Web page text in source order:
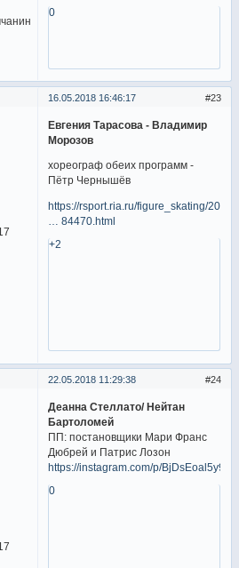
0
23
16.05.2018 16:46:17
Евгения Тарасова - Владимир
Морозов
хореограф обеих программ -
Пётр Чернышёв
https://rsport.ria.ru/figure_skating/20
… 84470.html
+2
24
22.05.2018 11:29:38
Деанна Стеллато/ Нейтан
Бартоломей
ПП: постановщики Мари Франс
Дюбрей и Патрис Лозон
https://instagram.com/p/BjDsEoal5y9/
0